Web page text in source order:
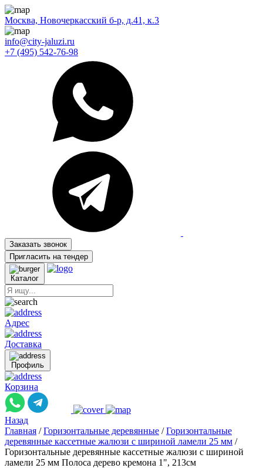
Москва, Новочеркасский б-р, д.41, к.3
info@city-jaluzi.ru
+7 (495) 542-76-98
Заказать звонок
Пригласить на тендер
Каталог
Адрес
Доставка
Профиль
Корзина
Назад
Главная / Горизонтальные деревянные / Горизонтальные
деревянные кассетные жалюзи с шириной ламели 25 мм /
Горизонтальные деревянные кассетные жалюзи с шириной
ламели 25 мм Полоса дерево кремона 1", 213см